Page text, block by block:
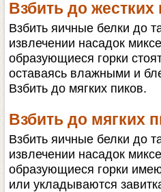
Взбить до жестких
Взбить яичные белки до
извлечении насадок
образующиеся горки
оставаясь влажными и
Взбить до мягких пиков.
Взбить до мягких
Взбить яичные белки до
извлечении насадок
образующиеся горки
или укладываются